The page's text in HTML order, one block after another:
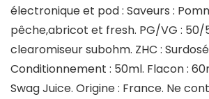
électronique et pod : Saveurs :
pêche,abricot et fresh. PG/VG : 50/
clearomiseur subohm. ZHC :
Conditionnement : 50ml. Flacon :
Swag Juice. Origine : France. Ne